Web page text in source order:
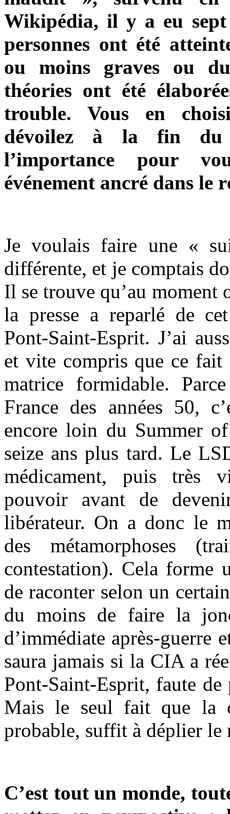
Wikipédia, il y a eu
personnes ont été
ou moins graves ou
théories ont été
trouble. Vous en
dévoilez à la fin du
l’importance pour
événement ancré dans le
Je voulais faire une «
différente, et je comptais
Il se trouve qu’au moment
la presse a reparlé de
Pont-Saint-Esprit. J’ai
et vite compris que ce
matrice formidable.
France des années 50,
encore loin du Summer
seize ans plus tard. Le
médicament, puis très
pouvoir avant de
libérateur. On a donc le
des métamorphoses
contestation). Cela
de raconter selon un
du moins de faire la
d’immédiate après-guerre
saura jamais si la CIA a
Pont-Saint-Esprit, faute de
Mais le seul fait que la
probable, suffit à déplier le
C’est tout un monde,